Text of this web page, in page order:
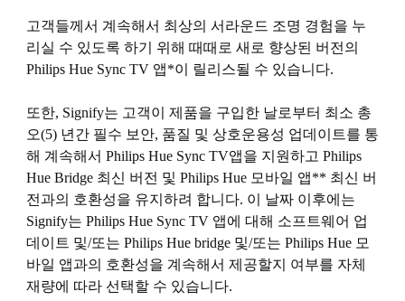
고객들께서 계속해서 최상의 서라운드 조명 경험을 누
리실 수 있도록 하기 위해 때때로 새로 향상된 버전의
Philips Hue Sync TV 앱*이 릴리스될 수 있습니다.
또한, Signify는 고객이 제품을 구입한 날로부터 최소 총
오(5) 년간 필수 보안, 품질 및 상호운용성 업데이트를 통
해 계속해서 Philips Hue Sync TV앱을 지원하고 Philips
Hue Bridge 최신 버전 및 Philips Hue 모바일 앱** 최신 버
전과의 호환성을 유지하려 합니다. 이 날짜 이후에는
Signify는 Philips Hue Sync TV 앱에 대해 소프트웨어 업
데이트 및/또는 Philips Hue bridge 및/또는 Philips Hue 모
바일 앱과의 호환성을 계속해서 제공할지 여부를 자체
재량에 따라 선택할 수 있습니다.